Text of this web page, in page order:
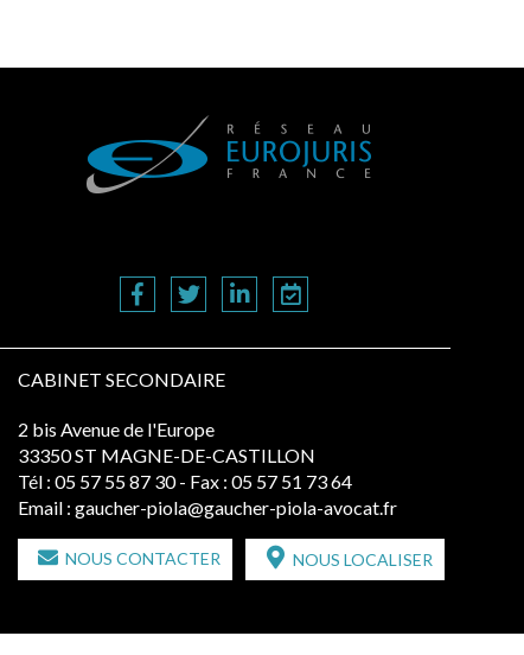
CABINET SECONDAIRE
2 bis Avenue de l'Europe
33350 ST MAGNE-DE-CASTILLON
Tél : 05 57 55 87 30 - Fax : 05 57 51 73 64
Email : gaucher-piola@gaucher-piola-avocat.fr
NOUS CONTACTER NOUS LOCALISER